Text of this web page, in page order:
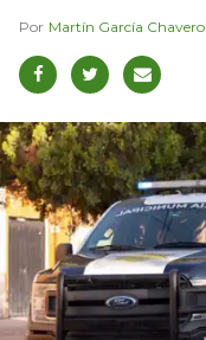
Martín García Chavero